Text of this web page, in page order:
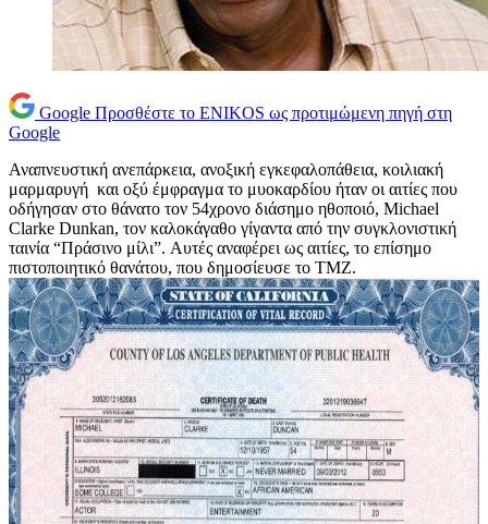
Google Προσθέστε το ENIKOS ως προτιμώμενη πηγή στη
Google
Αναπνευστική ανεπάρκεια, ανοξική εγκεφαλοπάθεια, κοιλιακή
μαρμαρυγή και οξύ έμφραγμα το μυοκαρδίου ήταν οι αιτίες που
οδήγησαν στο θάνατο τον 54χρονο διάσημο ηθοποιό, Michael
Clarke Dunkan, τον καλοκάγαθο γίγαντα από την συγκλονιστική
ταινία “Πράσινο μίλι”. Αυτές αναφέρει ως αιτίες, το επίσημο
πιστοποιητικό θανάτου, που δημοσίευσε το TMZ.